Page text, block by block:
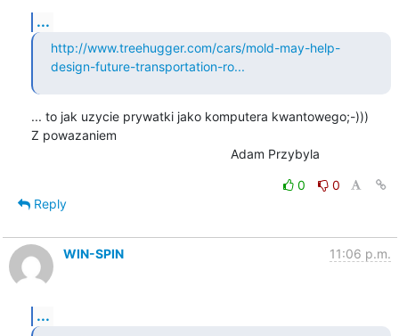
...
http://www.treehugger.com/cars/mold-may-help-
design-future-transportation-ro...
... to jak uzycie prywatki jako komputera kwantowego;-)))
Z powazaniem
    							Adam Przybyla
0
0
Reply
WIN-SPIN 11:06 p.m.
...